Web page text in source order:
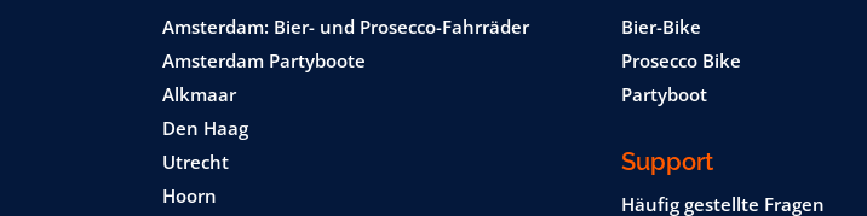
Amsterdam: Bier- und Prosecco-Fahrräder
Amsterdam Partyboote
Alkmaar
Den Haag
Utrecht
Hoorn
Bier-Bike
Prosecco Bike
Partyboot
Support
Häufig gestellte Fragen